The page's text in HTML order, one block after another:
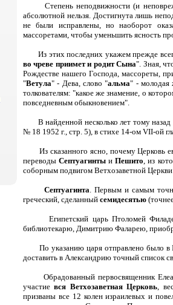
Степень неподвижности (и
абсолютной нельзя. Достигнута лишь
не были исправлены, но наоборот
массоретами, чтобы уменьшить ясность
Из этих последних укажем прежде
во чреве приимет и родит Сына". Зная,
Рождестве нашего Господа, массореты,
"Ветула" - Дева, слово "альма" - молодая
толкователям: "какое же знамение, о
повседневным обыкновением".
В найденной несколько лет тому
№ 18 1952 г., стр. 5), в стихе 14-ом VII-ой
Из сказанного ясно, почему Церковь
переводыСептуагинты иПешито, из
соборным подвигом Ветхозаветной
Септуагинта. Первым и самым
греческий, сделанный семидесятью
Египетский царь Птоломей
библиотекарю, Димитрию Фаларею,
По указанию царя отправлено было
доставить в Александрию точный список
Обрадованный первосвященник
участиевся Ветхозаветная Церковь,
призваны все 12 колен израилевых и